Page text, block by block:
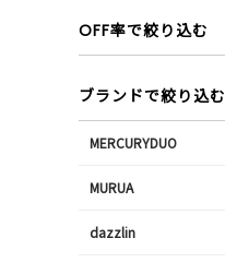
OFF率で絞り込む
ブランドで絞り込む
MERCURYDUO
MURUA
dazzlin